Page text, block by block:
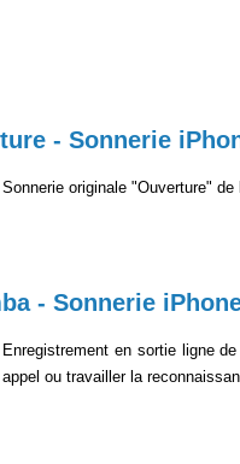
- Sonnerie
Sonnerie originale "Ouverture" de
- Sonnerie
Enregistrement en sortie ligne
appel ou travailler la